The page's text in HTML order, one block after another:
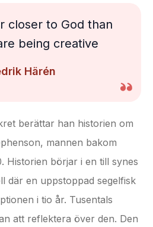
closer to God than
being creative
Härén
berättar han historien om
mannen bakom
Historien börjar i en till synes
där en uppstoppad segelfisk
i tio år. Tusentals
att reflektera över den. Den